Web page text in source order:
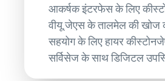
आकर्षक इंटरफेस के लिए
वीयू.जेएस के तालमेल की खोज
सहयोग के लिए हायर
सर्विसेज के साथ डिजिटल